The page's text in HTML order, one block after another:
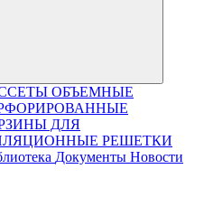
ОБЪЕМНЫЕ
ДЛЯ
РЕШЕТКИ
Документы Новости